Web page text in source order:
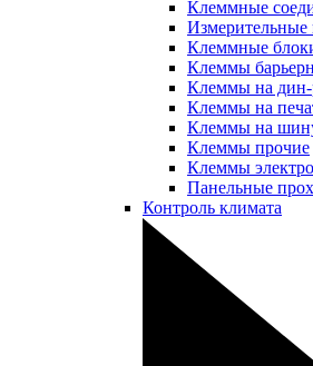
Клеммные
Клеммные
Клеммы
Клеммы на дин-
Клеммы на
Клеммы на
Клеммы прочие
Клеммы
Панельные
Контроль климата